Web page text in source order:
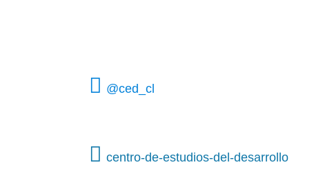
@ced_cl
centro-de-estudios-del-desarrollo